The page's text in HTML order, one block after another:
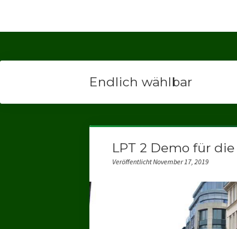
Endlich wählbar
LPT 2 Demo für
Veröffentlicht November 17, 2019